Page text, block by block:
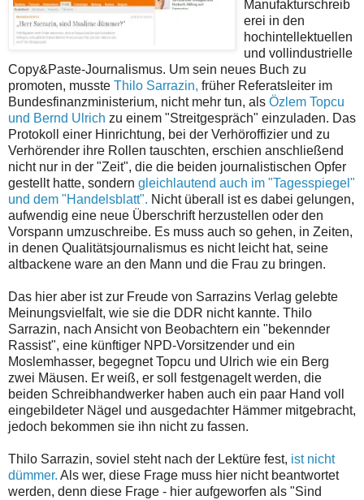
Manufakturschreib
erei in den
hochintellektuellen
und vollindustrielle
Copy&Paste-Journalismus. Um sein neues Buch zu
promoten, musste Thilo Sarrazin, früher Referatsleiter im
Bundesfinanzministerium, nicht mehr tun, als Özlem Topcu
und Bernd Ulrich zu einem "Streitgespräch" einzuladen. Das
Protokoll einer Hinrichtung, bei der Verhöroffizier und zu
Verhörender ihre Rollen tauschten, erschien anschließend
nicht nur in der "Zeit", die die beiden journalistischen Opfer
gestellt hatte, sondern gleichlautend auch im "Tagesspiegel"
und dem "Handelsblatt". Nicht überall ist es dabei gelungen,
aufwendig eine neue Überschrift herzustellen oder den
Vorspann umzuschreibe. Es muss auch so gehen, in Zeiten,
in denen Qualitätsjournalismus es nicht leicht hat, seine
altbackene ware an den Mann und die Frau zu bringen.
Das hier aber ist zur Freude von Sarrazins Verlag gelebte
Meinungsvielfalt, wie sie die DDR nicht kannte. Thilo
Sarrazin, nach Ansicht von Beobachtern ein "bekennder
Rassist", eine künftiger NPD-Vorsitzender und ein
Moslemhasser, begegnet Topcu und Ulrich wie ein Berg
zwei Mäusen. Er weiß, er soll festgenagelt werden, die
beiden Schreibhandwerker haben auch ein paar Hand voll
eingebildeter Nägel und ausgedachter Hämmer mitgebracht,
jedoch bekommen sie ihn nicht zu fassen.
Thilo Sarrazin, soviel steht nach der Lektüre fest, ist nicht
dümmer. Als wer, diese Frage muss hier nicht beantwortet
werden, denn diese Frage - hier aufgeworfen als "Sind